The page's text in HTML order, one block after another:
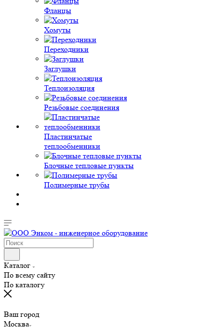
Фланцы
Хомуты
Переходники
Заглушки
Теплоизоляция
Резьбовые соединения
Пластинчатые
теплообменники
Блочные тепловые пункты
Полимерные трубы
Каталог
По всему сайту
По каталогу
Ваш город
Москва